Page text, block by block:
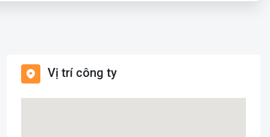
Vị trí công ty